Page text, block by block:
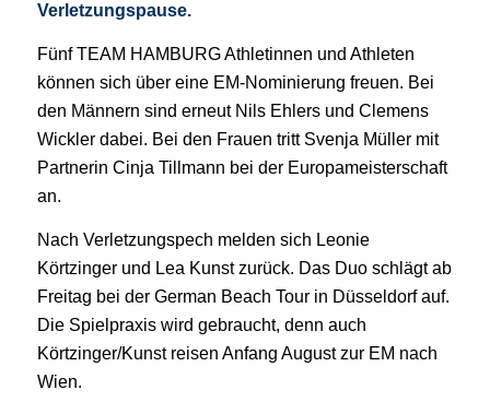
Verletzungspause.
Fünf TEAM HAMBURG Athletinnen und Athleten
können sich über eine EM-Nominierung freuen. Bei
den Männern sind erneut Nils Ehlers und Clemens
Wickler dabei. Bei den Frauen tritt Svenja Müller mit
Partnerin Cinja Tillmann bei der Europameisterschaft
an.
Nach Verletzungspech melden sich Leonie
Körtzinger und Lea Kunst zurück. Das Duo schlägt ab
Freitag bei der German Beach Tour in Düsseldorf auf.
Die Spielpraxis wird gebraucht, denn auch
Körtzinger/Kunst reisen Anfang August zur EM nach
Wien.